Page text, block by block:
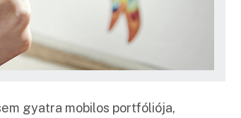
gyatra mobilos portfóliója,